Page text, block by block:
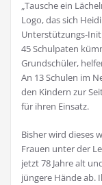
„Tausche ein
Logo, das sich
Unterstützungs-
45 Schulpaten
Grundschüler,
An 13 Schulen im
den Kindern zur
für ihren Einsatz.
Bisher wird dieses
Frauen unter der
jetzt 78 Jahre alt
jüngere Hände ab.